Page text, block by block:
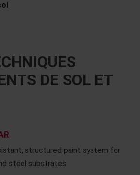
DE SOL ET
structured paint system for
steel substrates